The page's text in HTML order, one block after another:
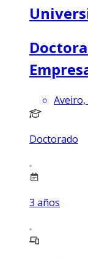
Doctorado
3 años